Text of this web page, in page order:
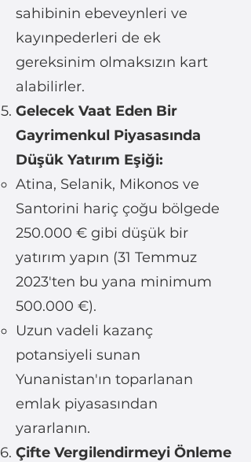
sahibinin ebeveynleri ve
kayınpederleri de ek
gereksinim olmaksızın kart
alabilirler.
Gelecek Vaat Eden Bir
Gayrimenkul Piyasasında
Düşük Yatırım Eşiği:
Atina, Selanik, Mikonos ve
Santorini hariç çoğu bölgede
250.000 € gibi düşük bir
yatırım yapın (31 Temmuz
2023'ten bu yana minimum
500.000 €).
Uzun vadeli kazanç
potansiyeli sunan
Yunanistan'ın toparlanan
emlak piyasasından
yararlanın.
Çifte Vergilendirmeyi Önleme